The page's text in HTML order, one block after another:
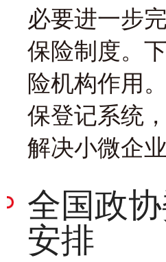
必要进一步
保险制度。
险机构作用
保登记系统
解决小微企
全国政
安排